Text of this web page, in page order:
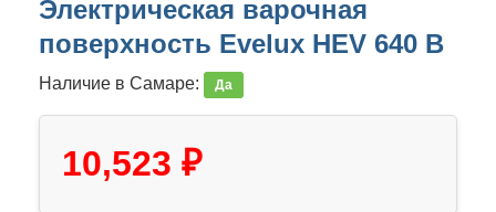
Электрическая варочная
поверхность Evelux HEV 640 B
Наличие в Самаре: Да
10,523 ₽